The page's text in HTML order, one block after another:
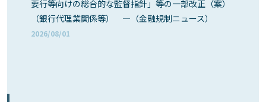
要行等向けの総合的な監督指針」等の一部改正（案）
（銀行代理業関係等） ―（金融規制ニュース）
2026/08/01